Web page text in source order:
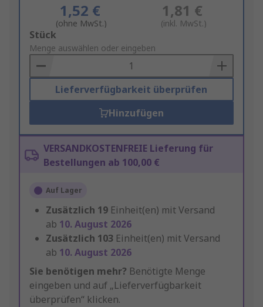
1,52 €
(ohne MwSt.)
1,81 €
(inkl. MwSt.)
Add
to
Basket
Stück
Menge auswählen oder eingeben
Lieferverfügbarkeit überprüfen
Hinzufügen
VERSANDKOSTENFREIE Lieferung für
Bestellungen ab 100,00 €
Auf Lager
Zusätzlich 19 Einheit(en) mit Versand
ab 10. August 2026
Zusätzlich 103 Einheit(en) mit Versand
ab 10. August 2026
Sie benötigen mehr? Benötigte Menge
eingeben und auf „Lieferverfügbarkeit
überprüfen“ klicken.